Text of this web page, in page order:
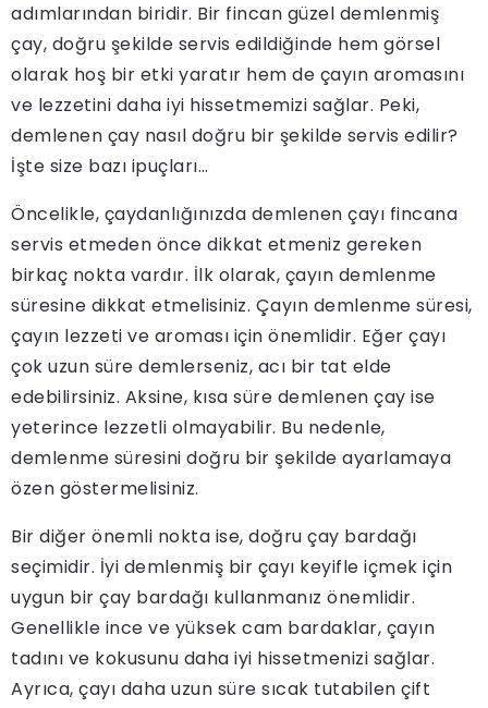
adımlarından biridir. Bir fincan güzel demlenmiş
çay, doğru şekilde servis edildiğinde hem görsel
olarak hoş bir etki yaratır hem de çayın aromasını
ve lezzetini daha iyi hissetmemizi sağlar. Peki,
demlenen çay nasıl doğru bir şekilde servis edilir?
İşte size bazı ipuçları…
Öncelikle, çaydanlığınızda demlenen çayı fincana
servis etmeden önce dikkat etmeniz gereken
birkaç nokta vardır. İlk olarak, çayın demlenme
süresine dikkat etmelisiniz. Çayın demlenme süresi,
çayın lezzeti ve aroması için önemlidir. Eğer çayı
çok uzun süre demlerseniz, acı bir tat elde
edebilirsiniz. Aksine, kısa süre demlenen çay ise
yeterince lezzetli olmayabilir. Bu nedenle,
demlenme süresini doğru bir şekilde ayarlamaya
özen göstermelisiniz.
Bir diğer önemli nokta ise, doğru çay bardağı
seçimidir. İyi demlenmiş bir çayı keyifle içmek için
uygun bir çay bardağı kullanmanız önemlidir.
Genellikle ince ve yüksek cam bardaklar, çayın
tadını ve kokusunu daha iyi hissetmenizi sağlar.
Ayrıca, çayı daha uzun süre sıcak tutabilen çift